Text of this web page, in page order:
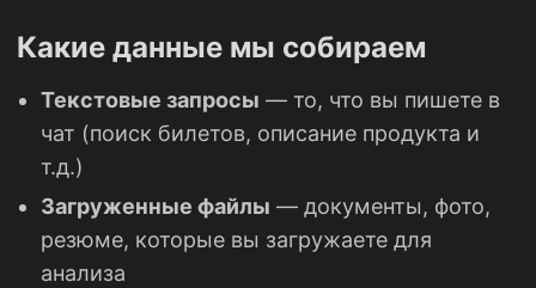
Какие данные мы собираем
Текстовые запросы — то, что вы пишете в
чат (поиск билетов, описание продукта и
т.д.)
Загруженные файлы — документы, фото,
резюме, которые вы загружаете для
анализа